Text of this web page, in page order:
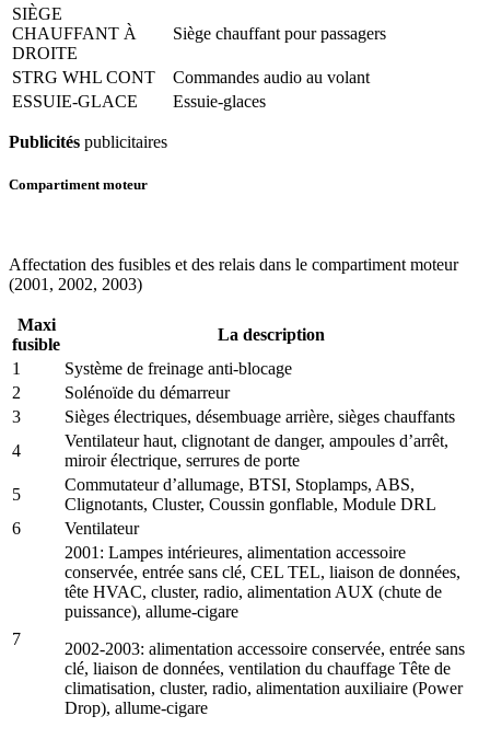
SIÈGE
CHAUFFANT À
DROITE
Siège chauffant pour passagers
STRG WHL CONT
Commandes audio au volant
ESSUIE-GLACE
Essuie-glaces
Publicités publicitaires
Compartiment moteur
Affectation des fusibles et des relais dans le compartiment moteur
(2001, 2002, 2003)
Maxi
fusible
La description
1
Système de freinage anti-blocage
2
Solénoïde du démarreur
3
Sièges électriques, désembuage arrière, sièges chauffants
4
Ventilateur haut, clignotant de danger, ampoules d’arrêt,
miroir électrique, serrures de porte
5
Commutateur d’allumage, BTSI, Stoplamps, ABS,
Clignotants, Cluster, Coussin gonflable, Module DRL
6
Ventilateur
7
2001: Lampes intérieures, alimentation accessoire
conservée, entrée sans clé, CEL TEL, liaison de données,
tête HVAC, cluster, radio, alimentation AUX (chute de
puissance), allume-cigare
2002-2003: alimentation accessoire conservée, entrée sans
clé, liaison de données, ventilation du chauffage Tête de
climatisation, cluster, radio, alimentation auxiliaire (Power
Drop), allume-cigare